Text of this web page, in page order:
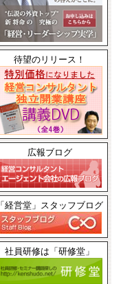
待望のリリース！
広報ブログ
「経営堂」スタッフブログ
社員研修は「研修堂」